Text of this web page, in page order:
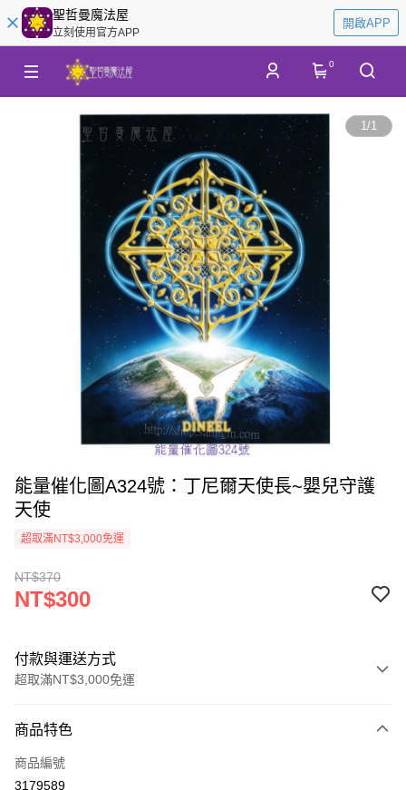
聖哲曼魔法屋
立刻使用官方APP
開啟APP
0
1/1
能量催化圖A324號：丁尼爾天使長~嬰兒守護
天使
超取滿NT$3,000免運
NT$370
NT$300
付款與運送方式
超取滿NT$3,000免運
信用卡一次付款
超商取貨付款
商品特色
商品編號
3179589